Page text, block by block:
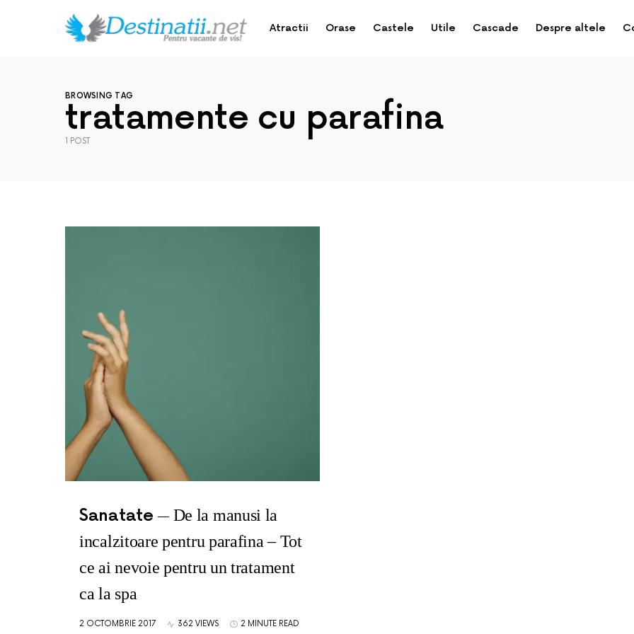
Atractii Orase Castele Utile Cascade Despre altele
BROWSING TAG
tratamente cu parafina
1 POST
Sanatate
De la manusi la
incalzitoare pentru parafina – Tot
ce ai nevoie pentru un tratament
ca la spa
2 OCTOMBRIE 2017 362 VIEWS 2 MINUTE READ